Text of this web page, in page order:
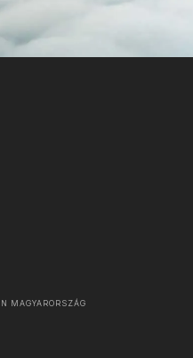
MAGYARORSZÁG